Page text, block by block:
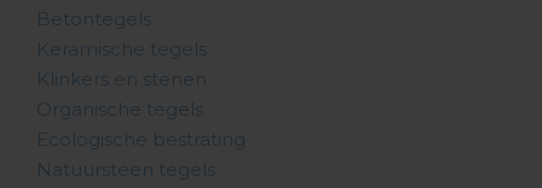
Betontegels
Keramische tegels
Klinkers en stenen
Organische tegels
Ecologische bestrating
Natuursteen tegels